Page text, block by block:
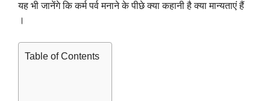
यह भी जानेंगे कि कर्म पर्व मनाने के पीछे क्या कहानी है क्या मान्यताएं हैं
।
Table of Contents